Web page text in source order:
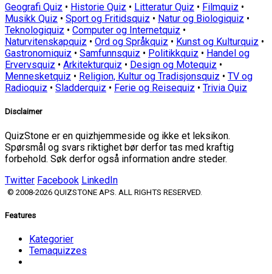
Geografi Quiz • Historie Quiz • Litteratur Quiz • Filmquiz •
Musikk Quiz • Sport og Fritidsquiz • Natur og Biologiquiz •
Teknologiquiz • Computer og Internetquiz •
Naturvitenskapquiz • Ord og Språkquiz • Kunst og Kulturquiz •
Gastronomiquiz • Samfunnsquiz • Politikkquiz • Handel og
Ervervsquiz • Arkitekturquiz • Design og Motequiz •
Mennesketquiz • Religion, Kultur og Tradisjonsquiz • TV og
Radioquiz • Sladderquiz • Ferie og Reisequiz • Trivia Quiz
Disclaimer
QuizStone er en quizhjemmeside og ikke et leksikon.
Spørsmål og svars riktighet bør derfor tas med kraftig
forbehold. Søk derfor også information andre steder.
Twitter Facebook LinkedIn
© 2008-2026 QUIZSTONE APS. ALL RIGHTS RESERVED.
Features
Kategorier
Temaquizzes